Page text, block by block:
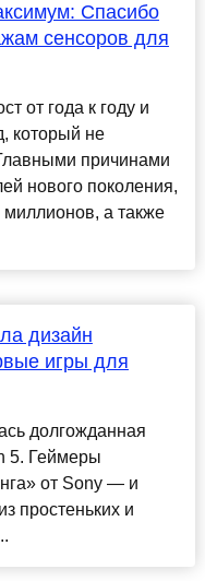
Спасибо
сенсоров для
от года к году и
который не
причинами
нового поколения,
а также
дизайн
игры для
долгожданная
5. Геймеры
от Sony — и
простеньких и